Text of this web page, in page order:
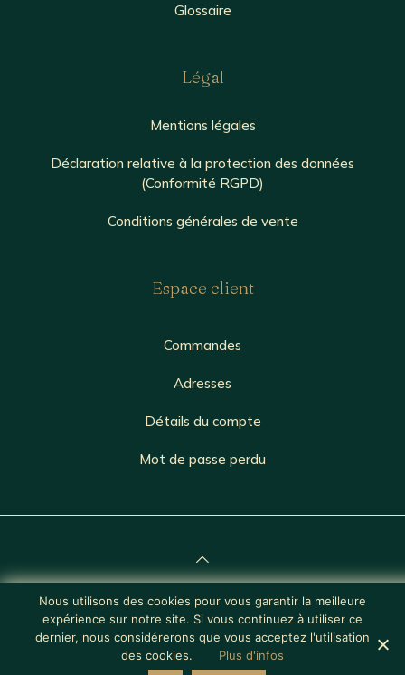
Glossaire
Légal
Mentions légales
Déclaration relative à la protection des données
(Conformité RGPD)
Conditions générales de vente
Espace client
Commandes
Adresses
Détails du compte
Mot de passe perdu
© 2026 Lorem Ipsum | Site web réalisé par Osmino
Nous utilisons des cookies pour vous garantir la meilleure
expérience sur notre site. Si vous continuez à utiliser ce
dernier, nous considérerons que vous acceptez l'utilisation
des cookies.
Plus d'infos